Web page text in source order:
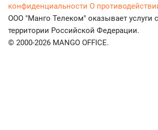
конфиденциальности О
ООО "Манго Телеком" оказывает услуги
территории Российской Федерации.
© 2000-2026 MANGO OFFICE.